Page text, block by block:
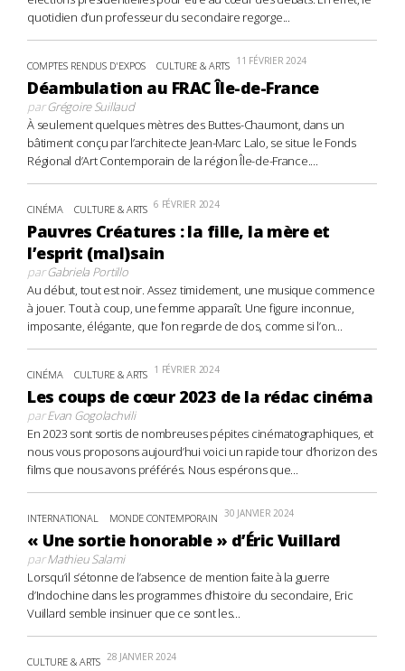
quotidien d’un professeur du secondaire regorge...
COMPTES RENDUS D'EXPOS CULTURE & ARTS 11 FÉVRIER 2024
Déambulation au FRAC Île-de-France
parGrégoire Suillaud
À seulement quelques mètres des Buttes-Chaumont, dans un
bâtiment conçu par l’architecte Jean-Marc Lalo, se situe le Fonds
Régional d’Art Contemporain de la région Île-de-France....
CINÉMA CULTURE & ARTS 6 FÉVRIER 2024
Pauvres Créatures : la fille, la mère et
l’esprit (mal)sain
parGabriela Portillo
Au début, tout est noir. Assez timidement, une musique commence
à jouer. Tout à coup, une femme apparaît. Une figure inconnue,
imposante, élégante, que l’on regarde de dos, comme si l’on...
CINÉMA CULTURE & ARTS 1 FÉVRIER 2024
Les coups de cœur 2023 de la rédac cinéma
parEvan Gogolachvili
En 2023 sont sortis de nombreuses pépites cinématographiques, et
nous vous proposons aujourd’hui voici un rapide tour d’horizon des
films que nous avons préférés. Nous espérons que...
INTERNATIONAL MONDE CONTEMPORAIN 30 JANVIER 2024
« Une sortie honorable » d’Éric Vuillard
parMathieu Salami
Lorsqu’il s’étonne de l’absence de mention faite à la guerre
d’Indochine dans les programmes d’histoire du secondaire, Eric
Vuillard semble insinuer que ce sont les...
CULTURE & ARTS 28 JANVIER 2024